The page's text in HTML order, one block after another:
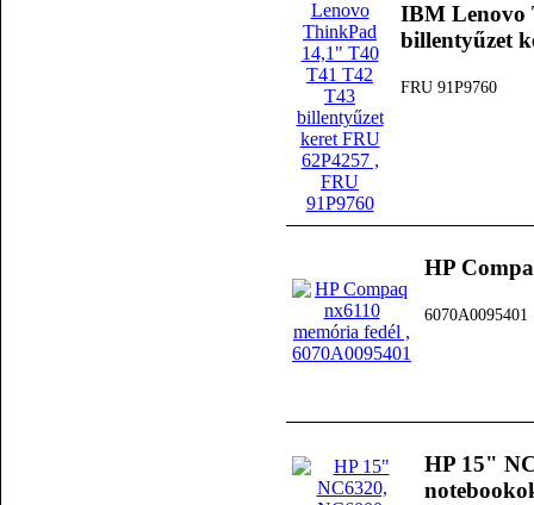
IBM Lenovo
billentyűzet
FRU 91P9760
HP
6070A0095401
HP 15"